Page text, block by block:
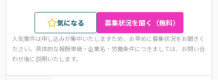
気になる 募集状況を聞く（無料）
人気案件は申し込みが集中いたしますため、お早めに募集状況をお聞きく
ださい。 具体的な報酬単価・企業名・労働条件につきましては、お問い合
わせ後に説明いたします。